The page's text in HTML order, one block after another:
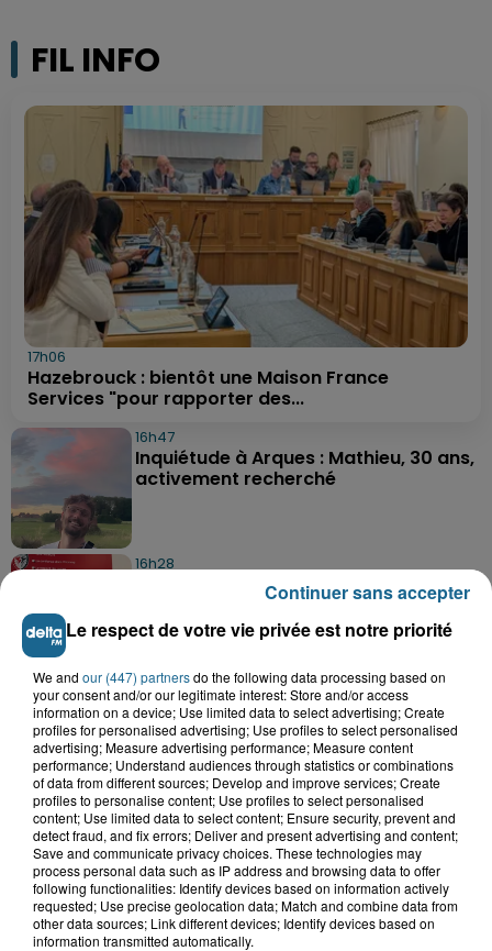
FIL INFO
17h06
Hazebrouck : bientôt une Maison France
Services "pour rapporter des...
16h47
Inquiétude à Arques : Mathieu, 30 ans,
activement recherché
16h28
Foot, Boulogne-sur-Mer : Grégory Thil,
un directeur sportif à...
15h06
Hand : Dunkerque face à l'élite pour
préparer la saison du renouveau
14h58
Incendie à La Brasserie de Saint-Omer
: 80 personnes évacuées
Le respect de votre vie privée est notre priorité
We and our (447) partnersdo the following data processing based on
your consent and/or our legitimate interest: Store and/or access
information on a device; Use limited data to select advertising; Create
profiles for personalised advertising; Use profiles to select personalised
advertising; Measure advertising performance; Measure content
performance; Understand audiences through statistics or combinations
of data from different sources; Develop and improve services; Create
profiles to personalise content; Use profiles to select personalised
content; Use limited data to select content; Ensure security, prevent and
detect fraud, and fix errors; Deliver and present advertising and content;
Save and communicate privacy choices. These technologies may
process personal data such as IP address and browsing data to offer
following functionalities: Identify devices based on information actively
requested; Use precise geolocation data; Match and combine data from
other data sources; Link different devices; Identify devices based on
information transmitted automatically.
Continuer sans accepter